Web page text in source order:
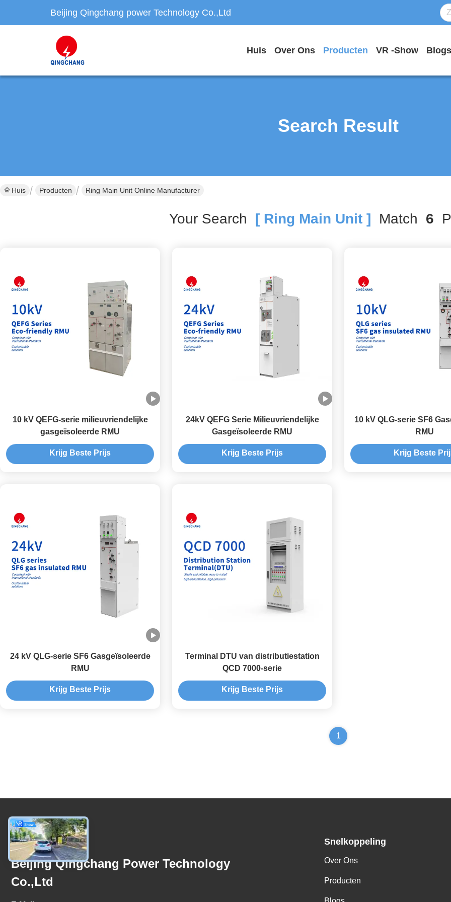
Beijing Qingchang power Technology Co.,Ltd
Huis Over Ons Producten VR -show Blogs
Search Result
Huis Producten Ring Main Unit Online Manufacturer
Your Search [ Ring Main Unit ] Match 6
10 kV QEFG-serie milieuvriendelijke
gasgeïsoleerde RMU
Krijg Beste Prijs
24kV QEFG Serie Milieuvriendelijke
Gasgeïsoleerde RMU
Krijg Beste Prijs
10 kV QLG-serie SF6
RMU
Krijg Beste
24 kV QLG-serie SF6 Gasgeïsoleerde
RMU
Krijg Beste Prijs
Terminal DTU van distributiestation
QCD 7000-serie
Krijg Beste Prijs
1
Contacteer Ons
Beijing Qingchang Power Technology
Co.,Ltd
Snelkoppeling
Over Ons
Producten